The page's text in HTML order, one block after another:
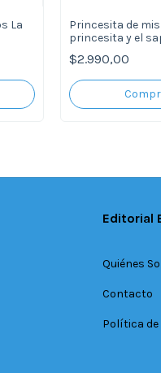
La
Princesita de
princesita y el
$2.990,00
Editorial
Quiénes
Contacto
Política de